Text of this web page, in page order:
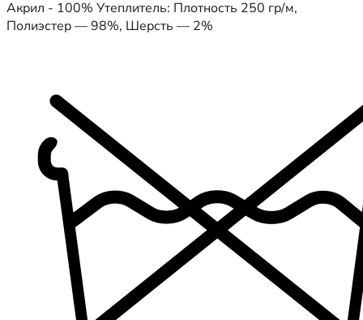
Акрил - 100% Утеплитель: Плотность 250 гр/м,
Полиэстер — 98%, Шерсть — 2%